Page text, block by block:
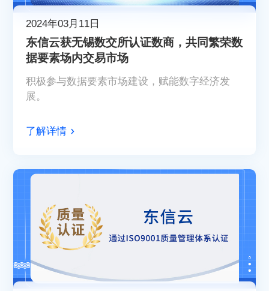
2024年03月11日
东信云获无锡数交所认证数商，共同繁荣数
据要素场内交易市场
积极参与数据要素市场建设，赋能数字经济发
展。
了解详情